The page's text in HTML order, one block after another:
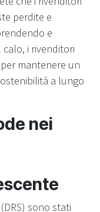
perdite e
e
i rivenditori
mantenere un
a lungo
nei
sono stati